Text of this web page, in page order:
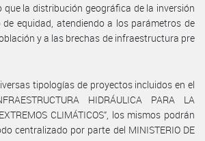
la distribución geográfica de la inversión
de equidad, atendiendo a los parámetros de
y a las brechas de infraestructura pre
tipologías de proyectos incluidos en el
HIDRÁULICA PARA LA
CLIMÁTICOS”, los mismos podrán
centralizado por parte del MINISTERIO DE